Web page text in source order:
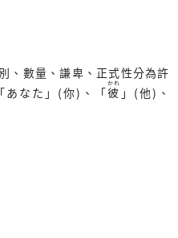
、數量、謙卑、正式性分為許
あなた」(你)、「彼
かれ
」(他)、